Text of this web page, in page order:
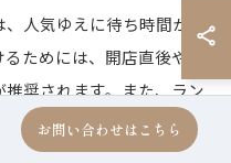
人気ゆえに待ち時間が発
ためには、開店直後やラ
奨されます。また、ラン
や数量限定のそばもある
画的に訪れると満足度が
お問い合わせはこちら